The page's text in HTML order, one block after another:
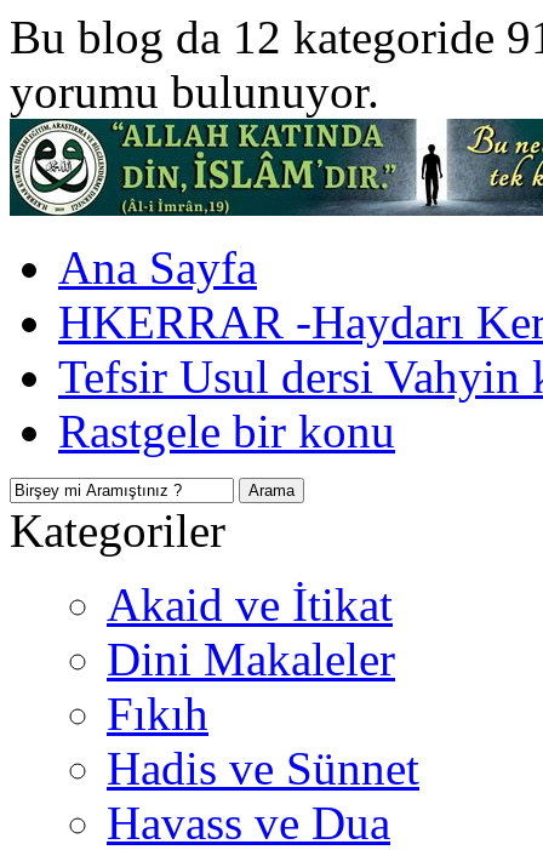
Bu blog da 12 kategoride
yorumu bulunuyor.
Ana Sayfa
HKERRAR -Haydarı
Tefsir Usul dersi Vahyin
Rastgele bir konu
Kategoriler
Akaid ve İtikat
Dini Makaleler
Fıkıh
Hadis ve Sünnet
Havass ve Dua